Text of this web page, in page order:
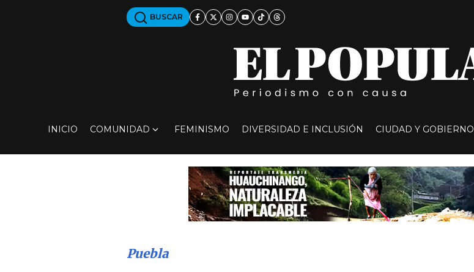
BUSCAR
INICIO COMUNIDAD FEMINISMO DIVERSIDAD E INCLUSIÓN CIUDAD Y GOBIERNO
Puebla